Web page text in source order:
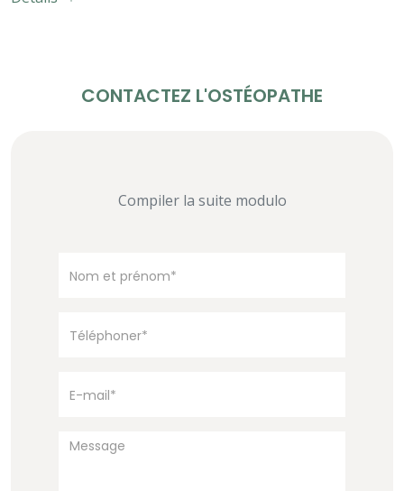
CONTACTEZ L'OSTÉOPATHE
Compiler la suite modulo